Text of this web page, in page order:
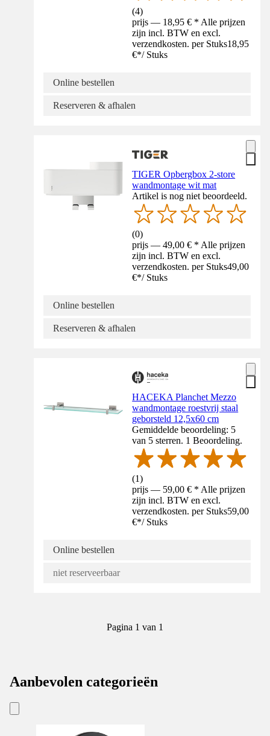
(4)
prijs — 18,95 € * Alle prijzen
zijn incl. BTW en excl.
verzendkosten. per Stuks18,95
€*/ Stuks
Online bestellen
Reserveren & afhalen
TIGER Opbergbox 2-store
wandmontage wit mat
Artikel is nog niet beoordeeld.
(0)
prijs — 49,00 € * Alle prijzen
zijn incl. BTW en excl.
verzendkosten. per Stuks49,00
€*/ Stuks
Online bestellen
Reserveren & afhalen
HACEKA Planchet Mezzo
wandmontage roestvrij staal
geborsteld 12,5x60 cm
Gemiddelde beoordeling: 5
van 5 sterren. 1 Beoordeling.
(1)
prijs — 59,00 € * Alle prijzen
zijn incl. BTW en excl.
verzendkosten. per Stuks59,00
€*/ Stuks
Online bestellen
niet reserveerbaar
Pagina 1 van 1
Aanbevolen categorieën